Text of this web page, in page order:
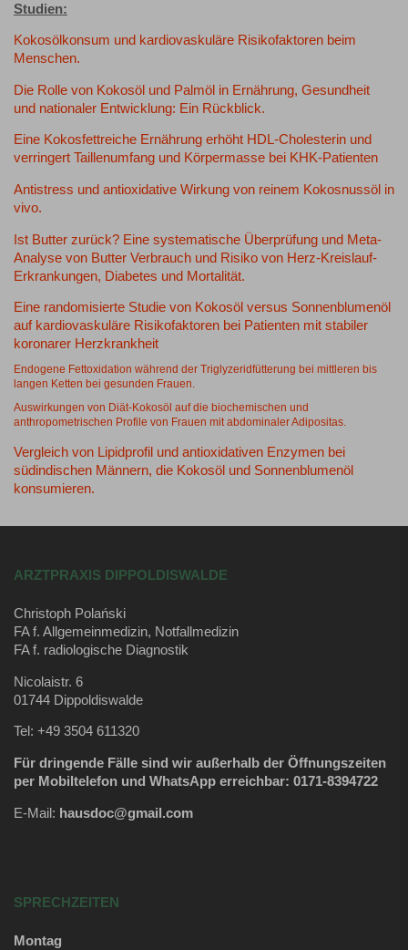
Studien:
Kokosölkonsum und kardiovaskuläre Risikofaktoren beim
Menschen.
Die Rolle von Kokosöl und Palmöl in Ernährung, Gesundheit
und nationaler Entwicklung: Ein Rückblick.
Eine Kokosfettreiche Ernährung erhöht HDL-Cholesterin und
verringert Taillenumfang und Körpermasse bei KHK-Patienten
Antistress und antioxidative Wirkung von reinem Kokosnussöl in
vivo.
Ist Butter zurück? Eine systematische Überprüfung und Meta-
Analyse von Butter Verbrauch und Risiko von Herz-Kreislauf-
Erkrankungen, Diabetes und Mortalität.
Eine randomisierte Studie von Kokosöl versus Sonnenblumenöl
auf kardiovaskuläre Risikofaktoren bei Patienten mit stabiler
koronarer Herzkrankheit
Endogene Fettoxidation während der Triglyzeridfütterung bei mittleren bis
langen Ketten bei gesunden Frauen.
Auswirkungen von Diät-Kokosöl auf die biochemischen und
anthropometrischen Profile von Frauen mit abdominaler Adipositas.
Vergleich von Lipidprofil und antioxidativen Enzymen bei
südindischen Männern, die Kokosöl und Sonnenblumenöl
konsumieren.
ARZTPRAXIS DIPPOLDISWALDE
Christoph Polański
FA f. Allgemeinmedizin, Notfallmedizin
FA f. radiologische Diagnostik
Nicolaistr. 6
01744 Dippoldiswalde
Tel: +49 3504 611320
Für dringende Fälle sind wir außerhalb der Öffnungszeiten
per Mobiltelefon und WhatsApp erreichbar: 0171-8394722
E-Mail: hausdoc@gmail.com
SPRECHZEITEN
Montag